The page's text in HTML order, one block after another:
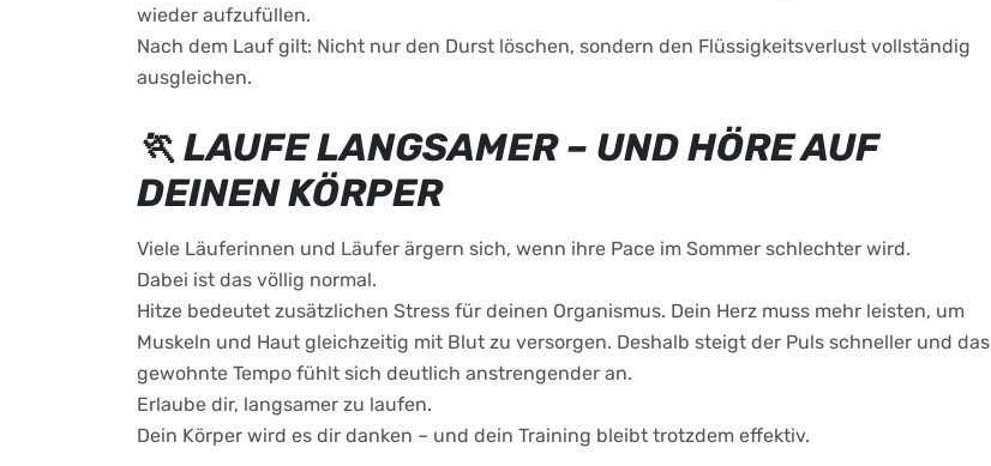
wieder aufzufüllen.
Nach dem Lauf gilt: Nicht nur den Durst löschen, sondern den Flüssigkeitsverlust vollständig
ausgleichen.
🏃 LAUFE LANGSAMER – UND HÖRE AUF
DEINEN KÖRPER
Viele Läuferinnen und Läufer ärgern sich, wenn ihre Pace im Sommer schlechter wird.
Dabei ist das völlig normal.
Hitze bedeutet zusätzlichen Stress für deinen Organismus. Dein Herz muss mehr leisten, um
Muskeln und Haut gleichzeitig mit Blut zu versorgen. Deshalb steigt der Puls schneller und das
gewohnte Tempo fühlt sich deutlich anstrengender an.
Erlaube dir, langsamer zu laufen.
Dein Körper wird es dir danken – und dein Training bleibt trotzdem effektiv.